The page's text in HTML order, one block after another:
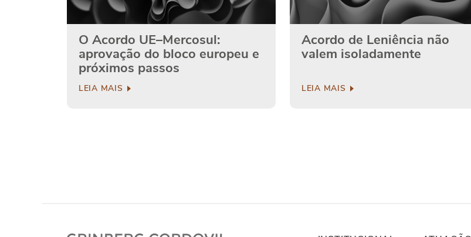
O Acordo UE–Mercosul:
aprovação do bloco europeu e
próximos passos
LEIA MAIS
Acordo de Leniência não
valem isoladamente
LEIA MAIS